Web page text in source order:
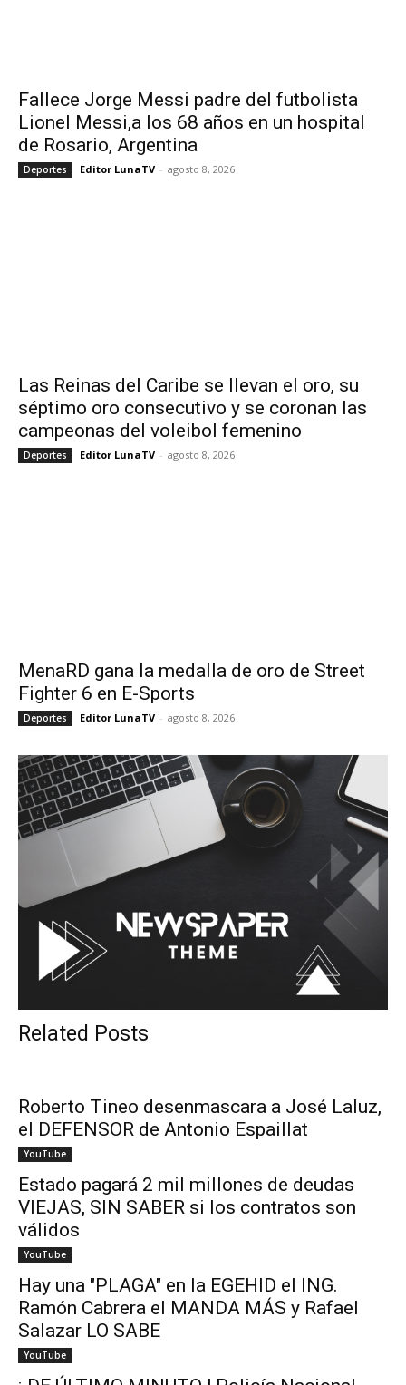
Fallece Jorge Messi padre del futbolista
Lionel Messi,a los 68 años en un hospital
de Rosario, Argentina
Deportes Editor LunaTV - agosto 8, 2026
Las Reinas del Caribe se llevan el oro, su
séptimo oro consecutivo y se coronan las
campeonas del voleibol femenino
Deportes Editor LunaTV - agosto 8, 2026
MenaRD gana la medalla de oro de Street
Fighter 6 en E-Sports
Deportes Editor LunaTV - agosto 8, 2026
Related Posts
Roberto Tineo desenmascara a José Laluz,
el DEFENSOR de Antonio Espaillat
YouTube
Estado pagará 2 mil millones de deudas
VIEJAS, SIN SABER si los contratos son
válidos
YouTube
Hay una "PLAGA" en la EGEHID el ING.
Ramón Cabrera el MANDA MÁS y Rafael
Salazar LO SABE
YouTube